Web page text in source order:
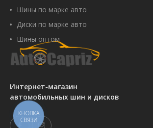
Интернет-магазин
автомобильных шин и дисков
Шины по марке авто
Диски по марке авто
Шины оптом
КНОПКА
СВЯЗИ